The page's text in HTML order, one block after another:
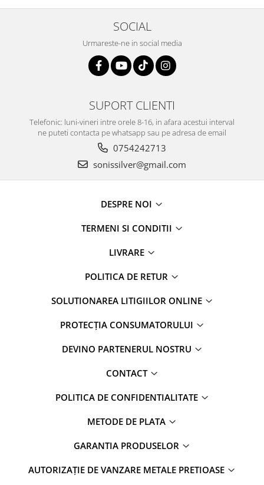
SOCIAL
Urmareste-ne in social media
SUPORT CLIENTI
Telefonic: luni-vineri intre orele 8-16, in afara acestui interval
ne puteti contacta pe whatsapp sau pe adresa de email
0754242713
sonissilver@gmail.com
DESPRE NOI
TERMENI SI CONDITII
LIVRARE
POLITICA DE RETUR
SOLUTIONAREA LITIGIILOR ONLINE
PROTECȚIA CONSUMATORULUI
DEVINO PARTENERUL NOSTRU
CONTACT
POLITICA DE CONFIDENTIALITATE
METODE DE PLATA
GARANTIA PRODUSELOR
AUTORIZAȚIE DE VANZARE METALE PRETIOASE